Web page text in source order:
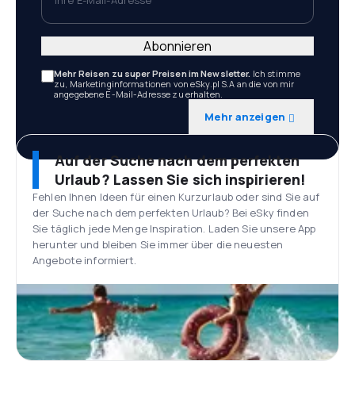
Mehr Reisen zu super Preisen im Newsletter. Ich stimme
zu, Marketinginformationen von eSky.pl S.A an die von mir
angegebene E-Mail-Adresse zu erhalten.
Mehr anzeigen
Abonnieren
Auf der Suche nach dem perfekten
Urlaub? Lassen Sie sich inspirieren!
Fehlen Ihnen Ideen für einen Kurzurlaub oder sind Sie auf
der Suche nach dem perfekten Urlaub? Bei eSky finden
Sie täglich jede Menge Inspiration. Laden Sie unsere App
herunter und bleiben Sie immer über die neuesten
Angebote informiert.